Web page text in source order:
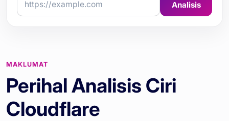
Analisis
MAKLUMAT
Perihal Analisis Ciri
Cloudflare